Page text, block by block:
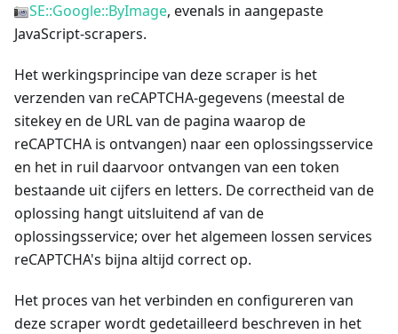
SE::Google::ByImage, evenals in aangepaste
JavaScript-scrapers.
Het werkingsprincipe van deze scraper is het
verzenden van reCAPTCHA-gegevens (meestal de
sitekey en de URL van de pagina waarop de
reCAPTCHA is ontvangen) naar een oplossingsservice
en het in ruil daarvoor ontvangen van een token
bestaande uit cijfers en letters. De correctheid van de
oplossing hangt uitsluitend af van de
oplossingsservice; over het algemeen lossen services
reCAPTCHA's bijna altijd correct op.
Het proces van het verbinden en configureren van
deze scraper wordt gedetailleerd beschreven in het